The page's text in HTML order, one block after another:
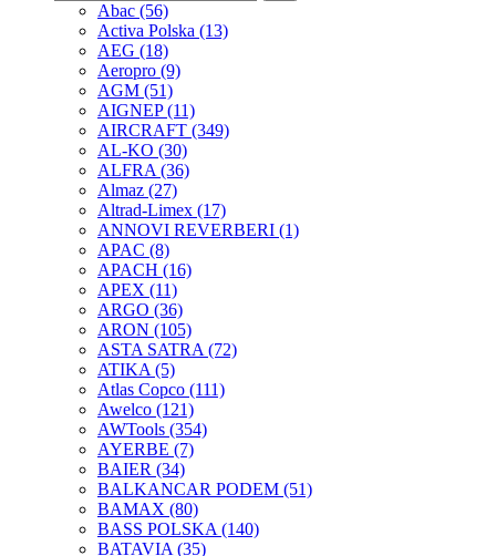
Abac (56)
Activa Polska (13)
AEG (18)
Aeropro (9)
AGM (51)
AIGNEP(11)
AIRCRAFT (349)
AL-KO (30)
ALFRA (36)
Almaz (27)
Altrad-Limex (17)
ANNOVI REVERBERI (1)
APAC (8)
APACH (16)
APEX (11)
ARGO (36)
ARON (105)
ASTA SATRA (72)
ATIKA (5)
Atlas Copco (111)
Awelco (121)
AWTools (354)
AYERBE (7)
BAIER (34)
BALKANCAR PODEM (51)
BAMAX (80)
BASS POLSKA (140)
BATAVIA (35)